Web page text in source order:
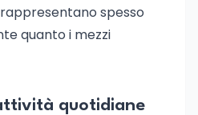
spesso
quanto i mezzi
quotidiane